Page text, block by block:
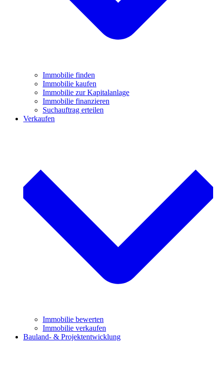
Immobilie finden
Immobilie kaufen
Immobilie zur Kapitalanlage
Immobilie finanzieren
Suchauftrag erteilen
Verkaufen
Immobilie bewerten
Immobilie verkaufen
Bauland- & Projektentwicklung